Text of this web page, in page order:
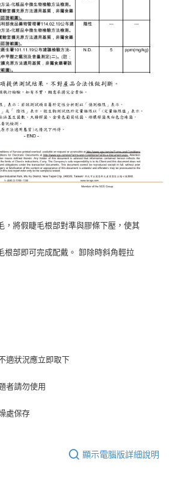
，將假睫毛根部對準與膠條下壓，使其
根部即可完成配戴。 卸除時斜角輕拉
適狀況應立即取下
者請勿使用
處保存
顯示電腦版詳細說明